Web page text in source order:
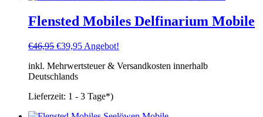
Flensted Mobiles Delfinarium Mobile
€46,95 Ursprünglicher
war:
€46,95
€39,95Aktueller
ist:
Angebot!
inkl. Mehrwertsteuer & Versandkosten innerhalb
Deutschlands
Lieferzeit: 1 - 3 Tage*)